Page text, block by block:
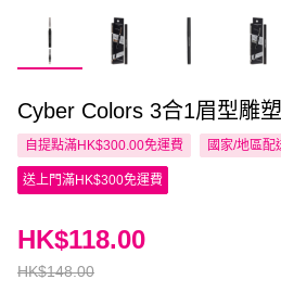
Cyber Colors 3合1眉型雕
自提點滿HK$300.00免運費 國家/地區配
送上門滿HK$300免運費
HK$148.00
HK$118.00